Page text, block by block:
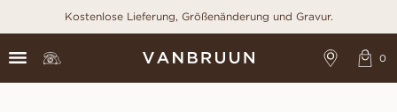
Kostenlose Lieferung, Größenänderung und Gravur.